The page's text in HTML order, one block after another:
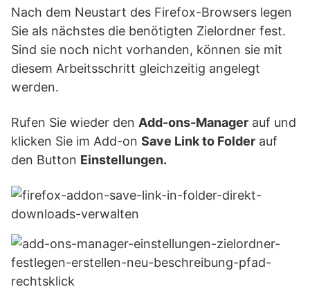
Nach dem Neustart des Firefox-Browsers legen
Sie als nächstes die benötigten Zielordner fest.
Sind sie noch nicht vorhanden, können sie mit
diesem Arbeitsschritt gleichzeitig angelegt
werden.
Rufen Sie wieder den Add-ons-Manager auf und
klicken Sie im Add-on Save Link to Folder auf
den Button Einstellungen.